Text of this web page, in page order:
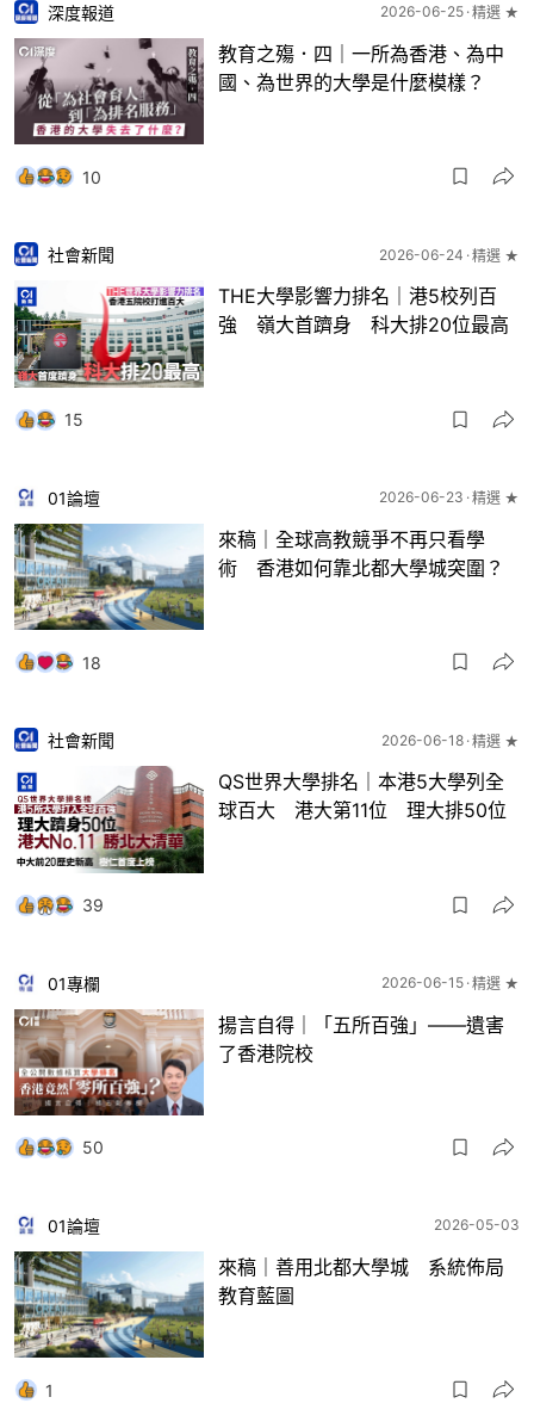
深度報道 2026-06-25 精選 ★
教育之殤．四｜一所為香港、為中
國、為世界的大學是什麼模樣？
10
社會新聞 2026-06-24 精選 ★
THE大學影響力排名｜港5校列百
強 嶺大首躋身 科大排20位最高
15
01論壇 2026-06-23 精選 ★
來稿｜全球高教競爭不再只看學
術 香港如何靠北都大學城突圍？
18
社會新聞 2026-06-18 精選 ★
QS世界大學排名｜本港5大學列全
球百大 港大第11位 理大排50位
39
01專欄 2026-06-15 精選 ★
揚言自得｜「五所百強」——遺害
了香港院校
50
01論壇 2026-05-03
來稿｜善用北都大學城 系統佈局
教育藍圖
1